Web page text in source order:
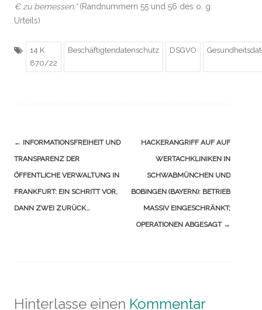
€ zu bemessen.“(Randnummern 55 und 56 des o. g.
Urteils)
14 K
870/22
Beschäftigtendatenschutz DSGVO
Navigation
(Beiträge)
← INFORMATIONSFREIHEIT UND
TRANSPARENZ DER
ÖFFENTLICHE VERWALTUNG IN
FRANKFURT: EIN SCHRITT VOR,
DANN ZWEI ZURÜCK…
HACKERANGRIFF AUF AUF
WERTACHKLINIKEN IN
SCHWABMÜNCHEN UND
BOBINGEN (BAYERN): BETRIEB
MASSIV EINGESCHRÄNKT;
OPERATIONEN ABGESAGT →
Hinterlasse einen Kommentar